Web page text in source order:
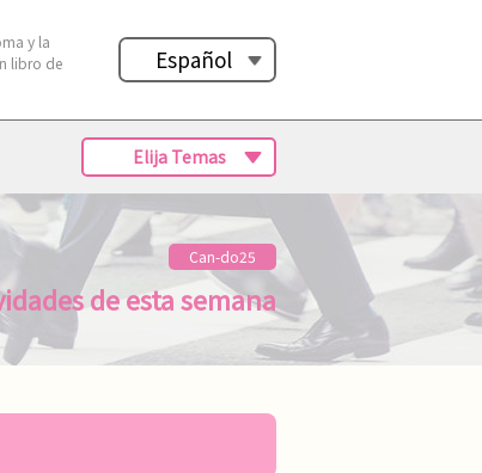
y la
libro de
Español
Elija Temas
Can-do25
de esta semana